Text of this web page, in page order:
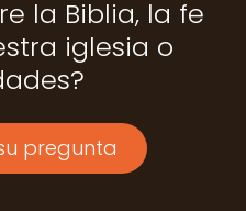
la Biblia, la fe
iglesia o
pregunta